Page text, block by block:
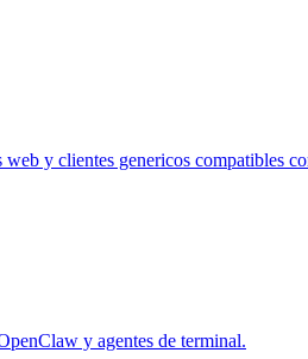
web y clientes genericos compatibles
y agentes de terminal.